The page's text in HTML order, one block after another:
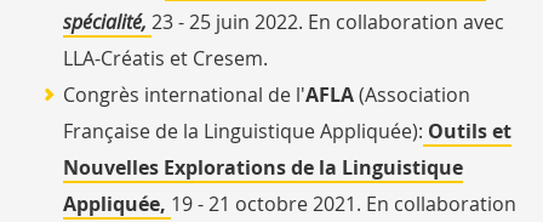
spécialité, 23 - 25 juin 2022. En collaboration avec
LLA-Créatis et Cresem.
Congrès international de l'AFLA(Association
Française de la Linguistique Appliquée): Outils et
Nouvelles Explorations de la Linguistique
Appliquée, 19 - 21 octobre 2021. En collaboration